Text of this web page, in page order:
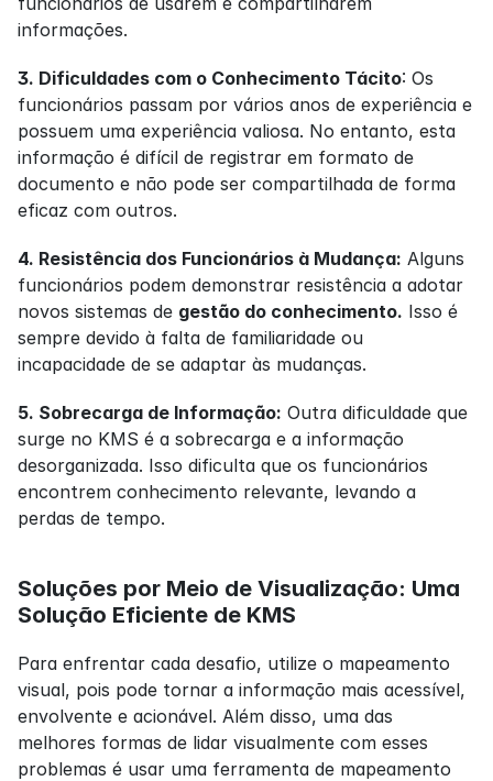
informações.
3. Dificuldades com o Conhecimento Tácito: Os
funcionários passam por vários anos de experiência e
possuem uma experiência valiosa. No entanto, esta
informação é difícil de registrar em formato de
documento e não pode ser compartilhada de forma
eficaz com outros.
4. Resistência dos Funcionários à Mudança: Alguns
funcionários podem demonstrar resistência a adotar
novos sistemas de gestão do conhecimento. Isso é
sempre devido à falta de familiaridade ou
incapacidade de se adaptar às mudanças.
5. Sobrecarga de Informação: Outra dificuldade que
surge no KMS é a sobrecarga e a informação
desorganizada. Isso dificulta que os funcionários
encontrem conhecimento relevante, levando a
perdas de tempo.
Soluções por Meio de Visualização: Uma
Solução Eficiente de KMS
Para enfrentar cada desafio, utilize o mapeamento
visual, pois pode tornar a informação mais acessível,
envolvente e acionável. Além disso, uma das
melhores formas de lidar visualmente com esses
problemas é usar uma ferramenta de mapeamento